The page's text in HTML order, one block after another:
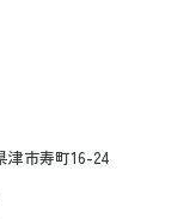
市寿町16-24